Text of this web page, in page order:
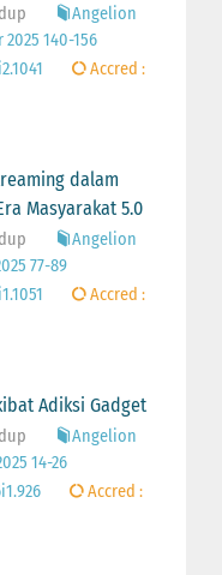
Angelion
2025 140-156
Accred :
dalam
Masyarakat 5.0
Angelion
77-89
Accred :
Adiksi Gadget
Angelion
14-26
Accred :